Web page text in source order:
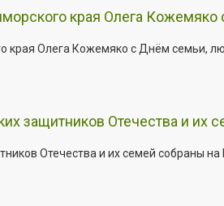
края Олега
края Олега Кожемяко с Днём семьи,
защитников Отечества и их
Отечества и их семей собраны